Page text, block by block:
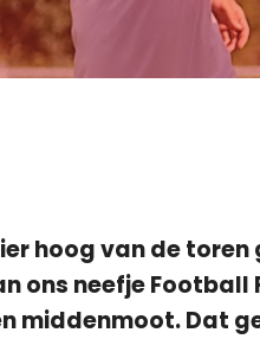
hoog van de
ons neefje
middenmoot. Dat